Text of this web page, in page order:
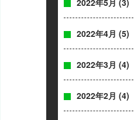
2022年5月 (3)
2022年4月 (5)
2022年3月 (4)
2022年2月 (4)